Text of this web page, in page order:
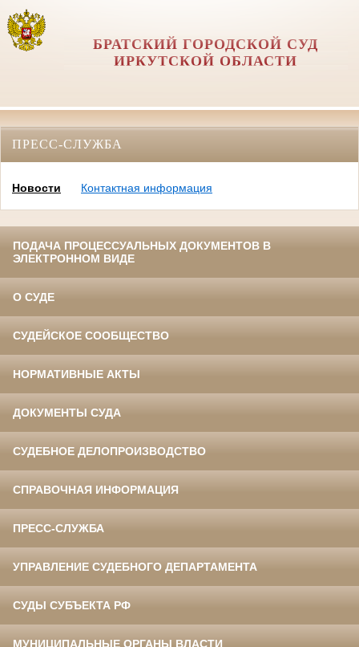
БРАТСКИЙ ГОРОДСКОЙ СУД
ИРКУТСКОЙ ОБЛАСТИ
ПРЕСС-СЛУЖБА
Новости Контактная информация
ПОДАЧА ПРОЦЕССУАЛЬНЫХ ДОКУМЕНТОВ В
ЭЛЕКТРОННОМ ВИДЕ
О СУДЕ
СУДЕЙСКОЕ СООБЩЕСТВО
НОРМАТИВНЫЕ АКТЫ
ДОКУМЕНТЫ СУДА
СУДЕБНОЕ ДЕЛОПРОИЗВОДСТВО
СПРАВОЧНАЯ ИНФОРМАЦИЯ
ПРЕСС-СЛУЖБА
УПРАВЛЕНИЕ СУДЕБНОГО ДЕПАРТАМЕНТА
СУДЫ СУБЪЕКТА РФ
МУНИЦИПАЛЬНЫЕ ОРГАНЫ ВЛАСТИ